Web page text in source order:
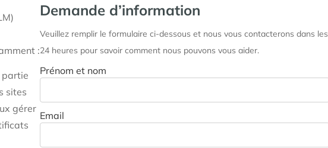
:
partie
sites
gérer
Demande d’information
Veuillez remplir le formulaire ci-dessous et nous vous contacterons dans les
24 heures pour savoir comment nous pouvons vous aider.
Prénom et nom
Email